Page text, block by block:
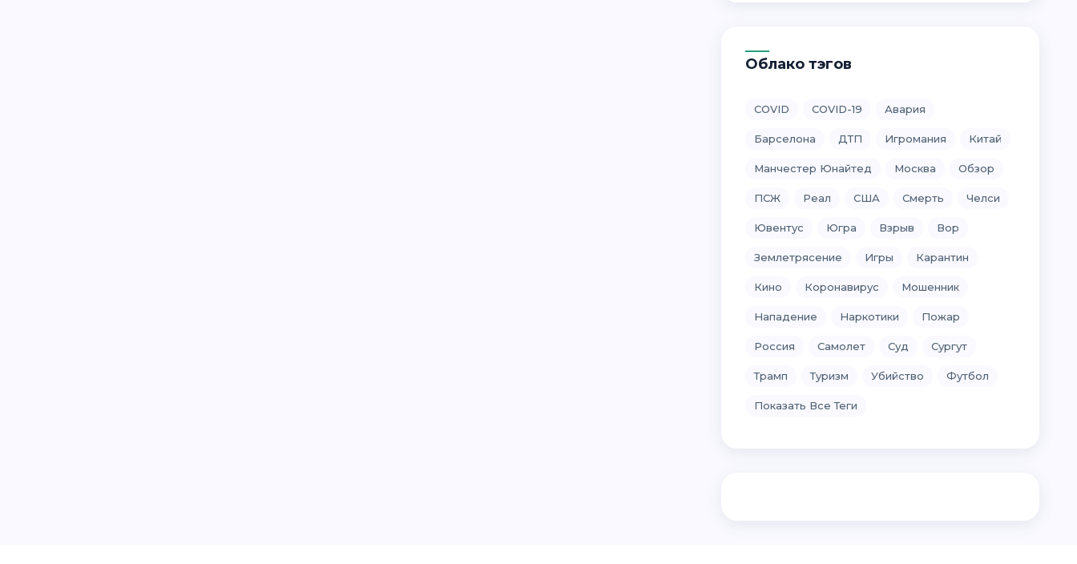
Облако тэгов
COVID COVID-19 Авария
Барселона ДТП Игромания Китай
Манчестер Юнайтед Москва Обзор
ПСЖ Реал США Смерть Челси
Ювентус Югра Взрыв Вор
Землетрясение Игры Карантин
Кино Коронавирус Мошенник
Нападение Наркотики Пожар
Россия Самолет Суд Сургут
Трамп Туризм Убийство Футбол
Показать Все Теги